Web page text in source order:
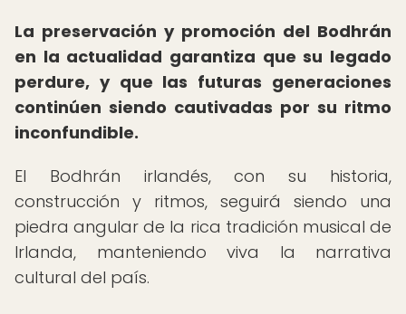
La preservación y promoción del Bodhrán
en la actualidad garantiza que su legado
perdure, y que las futuras generaciones
continúen siendo cautivadas por su ritmo
inconfundible.
El Bodhrán irlandés, con su historia,
construcción y ritmos, seguirá siendo una
piedra angular de la rica tradición musical de
Irlanda, manteniendo viva la narrativa
cultural del país.